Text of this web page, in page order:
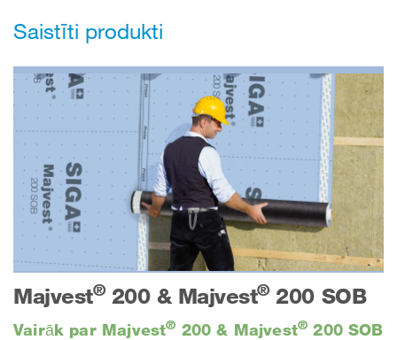
Saistīti produkti
Majvest®200 & Majvest®200 SOB
Vairāk par Majvest® 200 & Majvest® 200 SOB